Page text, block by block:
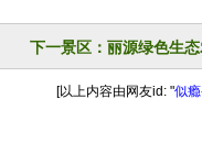
下一景区：丽源绿色生
[以上内容由网友id: "似